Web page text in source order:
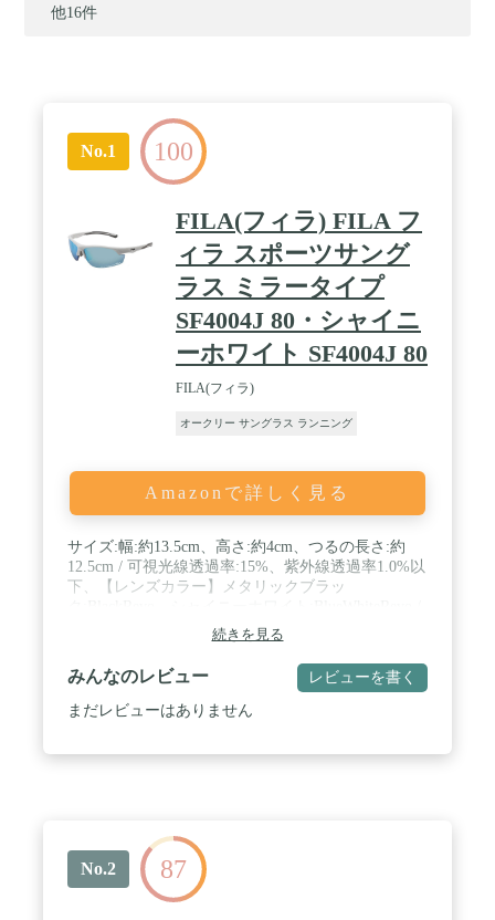
他16件
No.1 100
FILA(フィラ) FILA フ
ィラ スポーツサング
ラス ミラータイプ
SF4004J 80・シャイニ
ーホワイト SF4004J 80
FILA(フィラ)
オークリー サングラス ランニング
Amazonで詳しく見る
サイズ:幅:約13.5cm、高さ:約4cm、つるの長さ:約
12.5cm / 可視光線透過率:15%、紫外線透過率1.0%以
下、【レンズカラー】メタリックブラッ
付属品:収納袋、めがね拭き続きを見る
みんなのレビュー レビューを書く
まだレビューはありません
No.2 87